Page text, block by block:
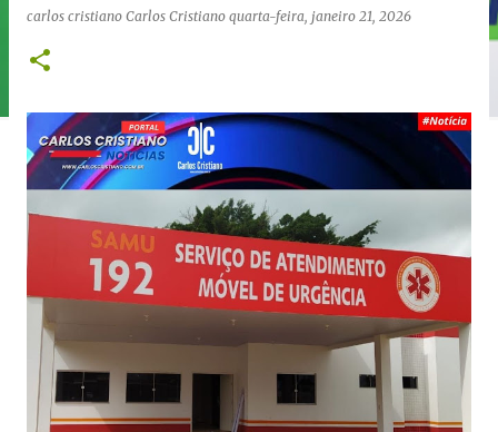
carlos cristiano Carlos Cristiano quarta-feira, janeiro 21, 2026